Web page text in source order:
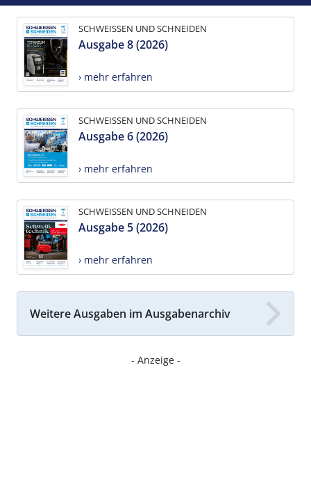
SCHWEISSEN UND SCHNEIDEN
Ausgabe 8 (2026)
› mehr erfahren
SCHWEISSEN UND SCHNEIDEN
Ausgabe 6 (2026)
› mehr erfahren
SCHWEISSEN UND SCHNEIDEN
Ausgabe 5 (2026)
› mehr erfahren
Weitere Ausgaben im Ausgabenarchiv
- Anzeige -